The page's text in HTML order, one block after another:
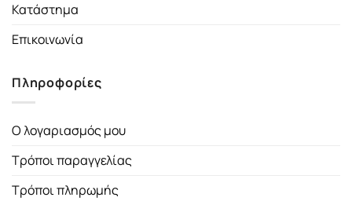
Κατάστημα
Επικοινωνία
Πληροφορίες
Ο λογαριασμός μου
Τρόποι παραγγελίας
Τρόποι πληρωμής